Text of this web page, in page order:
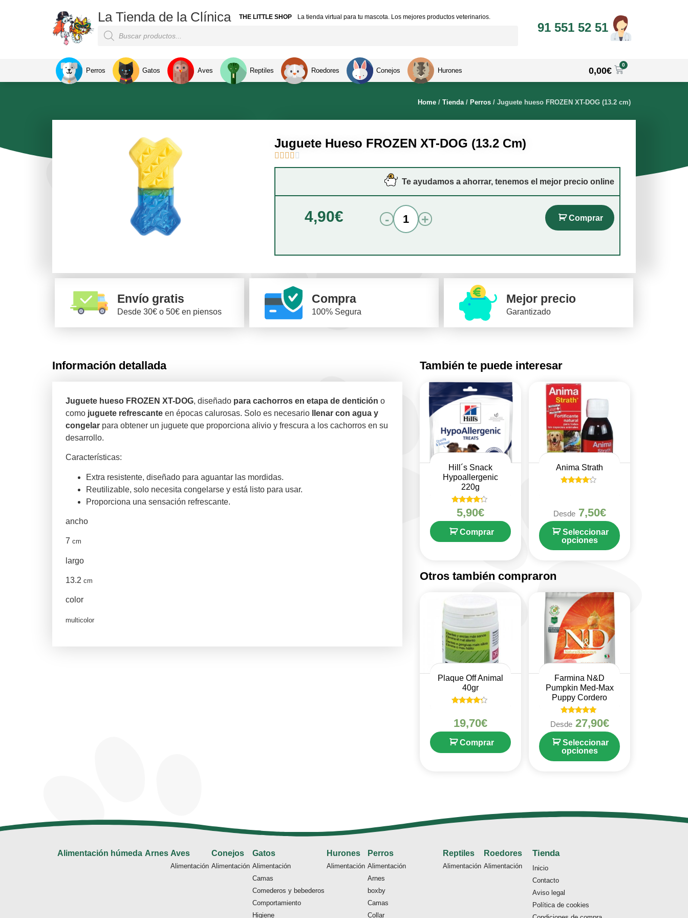
La Tienda de la Clínica THE LITTLE SHOP La tienda virtual para tu mascota. Los mejores productos veterinarios.
91 551 52 51
Perros Gatos Aves Reptiles Roedores Conejos Hurones 0,00€
0
Home / Tienda/ Perros / Juguete hueso FROZEN XT-DOG (13.2 cm)
Juguete Hueso FROZEN XT-DOG (13.2 Cm)
    
Te ayudamos a ahorrar, tenemos el mejor precio online
4,90€ - + Comprar
Envío gratis
Desde 30€ o 50€ en piensos
Compra
100% Segura
Mejor precio
Garantizado
Información detallada
Juguete hueso FROZEN XT-DOG, diseñado para cachorros en etapa de dentición o
como juguete refrescante en épocas calurosas. Solo es necesario
llenar con agua y
congelar para obtener un juguete que proporciona alivio y frescura a los cachorros en su
desarrollo.
Características:
Extra resistente, diseñado para aguantar las mordidas.
Reutilizable, solo necesita congelarse y está listo para usar.
Proporciona una sensación refrescante.
ancho
7 cm
largo
13.2 cm
color
multicolor
También te puede interesar
Hill´s Snack
Hypoallergenic
220g
Valorado
en
4
de 5
5,90€
Comprar
Anima Strath
de 5
Desde 7,50€
Seleccionar
opciones
Otros también compraron
Plaque Off Animal
40gr
4
de 5
19,70€
Comprar
Farmina N&D
Pumpkin Med-Max
Puppy Cordero
Valorado en
5
de 5
Desde 27,90€
Seleccionar
opciones
Alimentación húmeda Arnes Aves
Alimentación
Conejos
Alimentación
Gatos
Alimentación
Camas
Comederos y bebederos
Comportamiento
Higiene
Hurones
Alimentación
Perros
Alimentación
Arnes
boxby
Camas
Collar
Reptiles
Alimentación
Roedores
Alimentación
Tienda
Inicio
Contacto
Aviso legal
Política de cookies